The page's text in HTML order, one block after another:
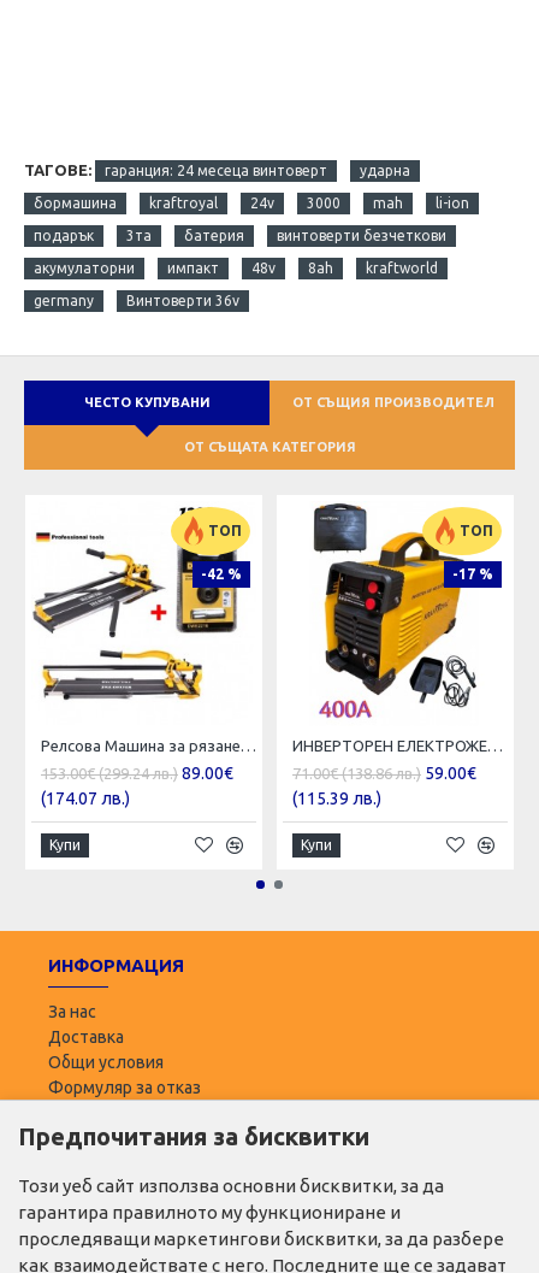
ТАГОВЕ: гаранция: 24 месеца винтоверт ударна
бормашина kraftroyal 24v 3000 mah li-ion
подарък 3та батерия винтоверти безчеткови
акумулаторни импакт 48v 8ah kraftworld
germany Винтоверти 36v
ЧЕСТО КУПУВАНИ ОТ СЪЩИЯ ПРОИЗВОДИТЕЛ
ОТ СЪЩАТА КАТЕГОРИЯ
ТОП
-42 %
Релсова Машина за рязане на плочки 1200мм - Професионална
153.00€ (299.24 лв.) 89.00€
(174.07 лв.)
Купи
ТОП
-17 %
ИНВЕРТОРЕН ЕЛЕКТРОЖЕН KRAFTROYAL 400А + КУФАР
71.00€ (138.86 лв.) 59.00€
(115.39 лв.)
Купи
ИНФОРМАЦИЯ
За нас
Доставка
Общи условия
Формуляр за отказ
ПОТРЕБИТЕЛ
Моят профил
Предпочитания за бисквитки
Този уеб сайт използва основни бисквитки, за да
гарантира правилното му функциониране и
проследяващи маркетингови бисквитки, за да разбере
как взаимодействате с него. Последните ще се задават